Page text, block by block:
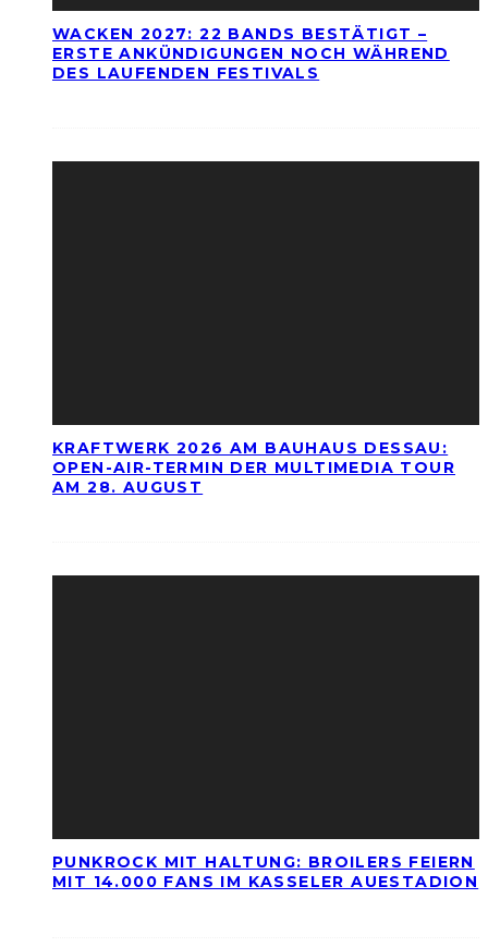
WACKEN 2027: 22 BANDS BESTÄTIGT –
ERSTE ANKÜNDIGUNGEN NOCH WÄHREND
DES LAUFENDEN FESTIVALS
KRAFTWERK 2026 AM BAUHAUS DESSAU:
OPEN-AIR-TERMIN DER MULTIMEDIA TOUR
AM 28. AUGUST
PUNKROCK MIT HALTUNG: BROILERS FEIERN
MIT 14.000 FANS IM KASSELER AUESTADION